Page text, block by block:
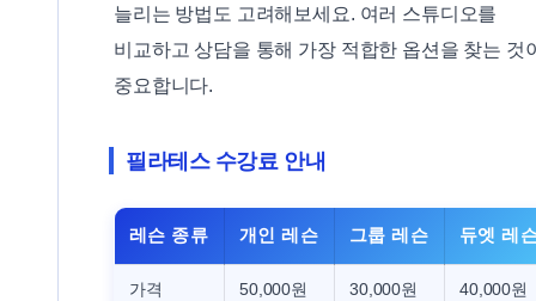
늘리는 방법도 고려해보세요. 여러 스튜디오를
비교하고 상담을 통해 가장 적합한 옵션을 찾는 것
중요합니다.
필라테스 수강료 안내
레슨 종류 개인 레슨 그룹 레슨 듀엣 레
가격 50,000원 30,000원 40,000원